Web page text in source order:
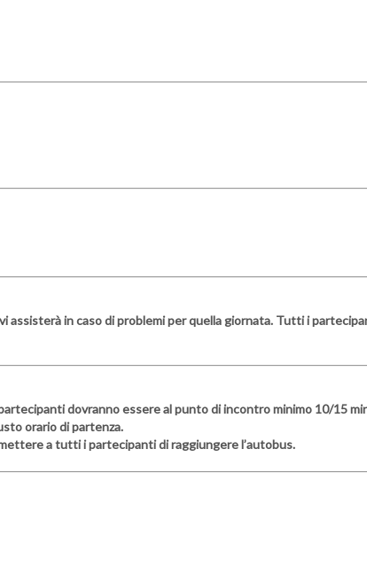
assisterà in caso di problemi per quella giornata. Tutti i
dovranno essere al punto di incontro minimo 10/15
orario di partenza.
a tutti i partecipanti di raggiungere l’autobus.